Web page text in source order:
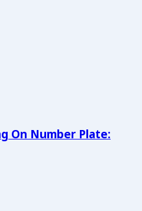
On Number Plate: